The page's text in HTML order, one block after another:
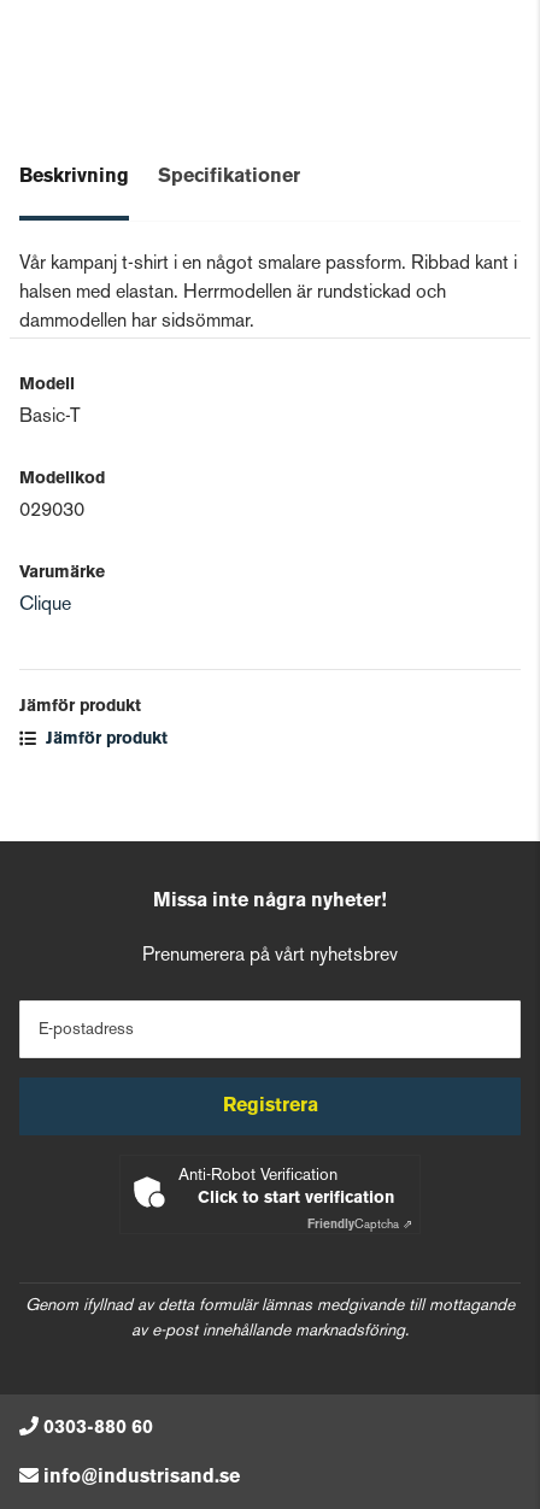
Beskrivning Specifikationer
Vår kampanj t-shirt i en något smalare passform. Ribbad kant i
halsen med elastan. Herrmodellen är rundstickad och
dammodellen har sidsömmar.
Modell
Basic-T
Modellkod
029030
Varumärke
Clique
Jämför produkt
Jämför produkt
Missa inte några nyheter!
Prenumerera på vårt nyhetsbrev
E-postadress
Registrera
Anti-Robot Verification
Click to start verification
FriendlyCaptcha ⇗
Genom ifyllnad av detta formulär lämnas medgivande till mottagande
av e-post innehållande marknadsföring.
0303-880 60
info@industrisand.se